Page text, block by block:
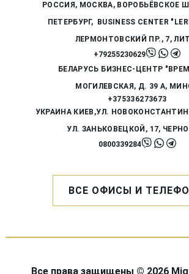
РОССИЯ, МОСКВА, ВОРОБЬЁВСКОЕ
ПЕТЕРБУРГ, BUSINESS CENTER
ЛЕРМОНТОВСКИЙ ПР., 7,
+79255230629
БЕЛАРУСЬ БИЗНЕС-ЦЕНТР
МОГИЛЕВСКАЯ, Д. 39 А,
+375336273673
УКРАИНА КИЕВ,УЛ.
УЛ. ЗАНЬКОВЕЦКОЙ, 17,
0800339284
ВСЕ ОФИСЫ И
Все права защищены © 2026